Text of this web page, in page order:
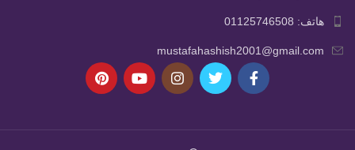
هاتف: 01125746508
mustafahashish2001@gmail.com